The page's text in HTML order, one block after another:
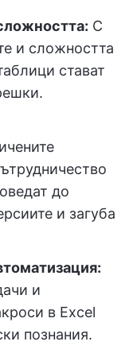
С
и сложността
стават
до
и загуба
и
в Excel
познания.